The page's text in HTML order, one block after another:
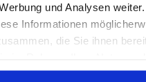
und Analysen
Informationen
die Sie ihnen